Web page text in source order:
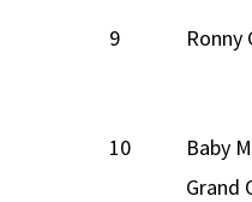
9 Ronny
10
Baby
Grand